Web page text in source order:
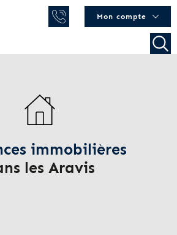
Mon compte
immobilières
les Aravis